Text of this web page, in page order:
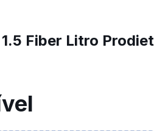
Fiber Litro Prodiet